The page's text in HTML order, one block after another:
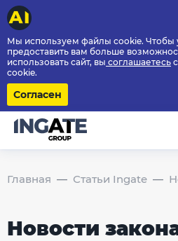
Мы используем файлы cookie. Чтобы
предоставить вам больше
использовать сайт, вы соглашаетесь с
cookie.
Согласен
Главная Статьи Ingate
Новости